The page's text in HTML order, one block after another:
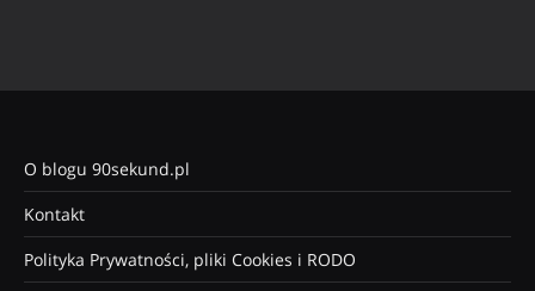
O blogu 90sekund.pl
Kontakt
Polityka Prywatności, pliki Cookies i RODO